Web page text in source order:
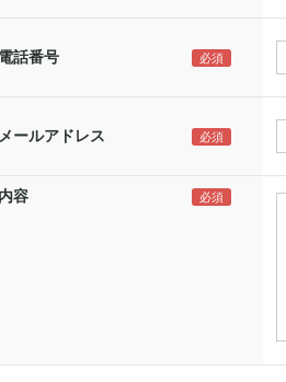
電話番号
メールアドレス
内容